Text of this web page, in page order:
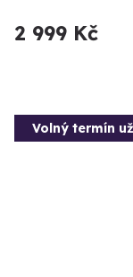
2 999 Kč
Volný termín